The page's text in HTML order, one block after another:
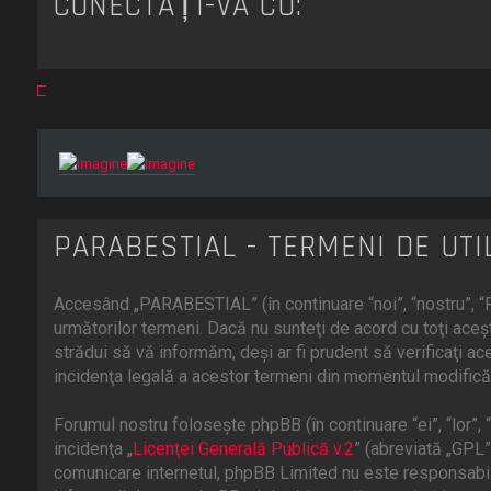
PARABESTIAL - TERMENI DE
Accesând „PARABESTIAL” (în continuare “noi”,
următorilor termeni. Dacă nu sunteţi de acord cu toţi
strădui să vă informăm, deşi ar fi prudent să verificaţi
incidenţa legală a acestor termeni din momentul
Forumul nostru foloseşte phpBB (în continuare “ei”,
incidenţa „ Licenţei Generală Publică v.2” (abreviată
comunicare internetul, phpBB Limited nu este